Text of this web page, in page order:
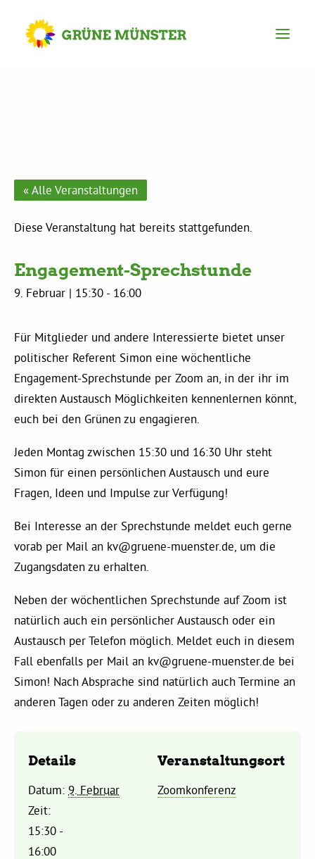
Kreisgeschäftsstelle
Mitgliederversammlung
Ortsverbände
Satzung
Personen
Sylvia Rietenberg, MdB
Dorothea Deppermann, MdL
Josefine Paul, MdL
Robin Korte, MdL
Daniel Freund, MdEP
Delegierte
Grüne im Rathaus
Ratsfraktion
Ratsmitglieder 2025 – 2030
« Alle Veranstaltungen
Diese Veranstaltung hat bereits stattgefunden.
Engagement-Sprechstunde
9. Februar | 15:30 - 16:00
Für Mitglieder und andere Interessierte bietet unser
politischer Referent Simon eine wöchentliche
Engagement-Sprechstunde per Zoom an, in der ihr im
direkten Austausch Möglichkeiten kennenlernen könnt,
euch bei den Grünen zu engagieren.
Jeden Montag zwischen 15:30 und 16:30 Uhr steht
Simon für einen persönlichen Austausch und eure
Fragen, Ideen und Impulse zur Verfügung!
Bei Interesse an der Sprechstunde meldet euch gerne
vorab per Mail an kv@gruene-muenster.de , um die
Zugangsdaten zu erhalten.
Neben der wöchentlichen Sprechstunde auf Zoom ist
natürlich auch ein persönlicher Austausch oder ein
Austausch per Telefon möglich. Meldet euch in diesem
Fall ebenfalls per Mail an kv@gruene-muenster.de bei
Simon! Nach Absprache sind natürlich auch Termine an
anderen Tagen oder zu anderen Zeiten möglich!
Details
Datum: 9. Februar
Zeit:
15:30 -
16:00
Veranstaltungsort
Zoomkonferenz